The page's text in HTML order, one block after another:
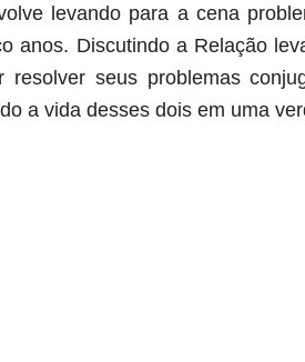
levando para a cena
anos. Discutindo a Relação
resolver seus problemas
a vida desses dois em uma